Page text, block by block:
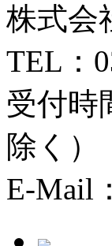
株式会
TEL：
受付時
除く）
E-Mail：